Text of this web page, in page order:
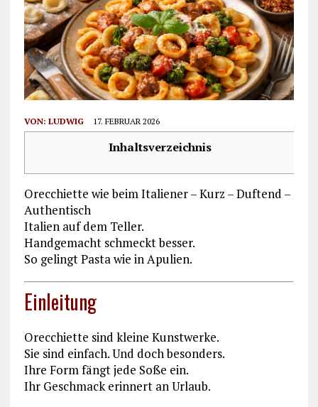
VON: LUDWIG 17. FEBRUAR 2026
Inhaltsverzeichnis
Orecchiette wie beim Italiener – Kurz – Duftend –
Authentisch
Italien auf dem Teller.
Handgemacht schmeckt besser.
So gelingt Pasta wie in Apulien.
Einleitung
Orecchiette sind kleine Kunstwerke.
Sie sind einfach. Und doch besonders.
Ihre Form fängt jede Soße ein.
Ihr Geschmack erinnert an Urlaub.